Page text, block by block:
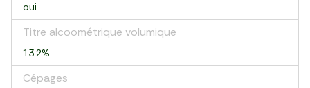
oui
Titre alcoométrique volumique
13.2%
Cépages